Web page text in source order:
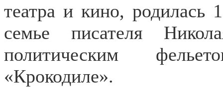
театра и кино, родилась
семье писателя
политическим
«Крокодиле».